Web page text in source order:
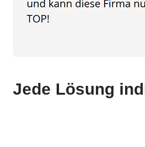
Jede Lösung